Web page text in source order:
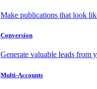
Make publications that look
Conversion
Generate valuable leads from
Multi-Accounts